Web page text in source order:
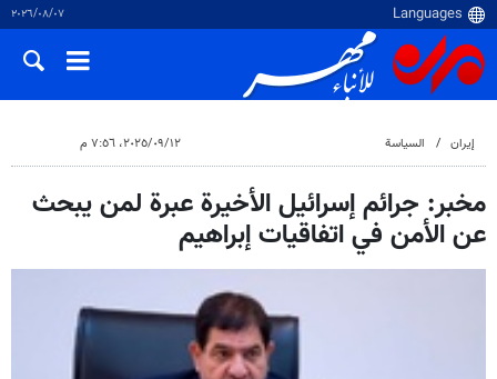
٠٧‏/٠٨‏/٢٠٢٦
إيران السياسة ١٢‏/٠٩‏/٢٠٢٥، ٧:٥٦ م
مخبر: جرائم إسرائيل الأخيرة عبرة لمن يبحث
عن الأمن في اتفاقيات إبراهيم